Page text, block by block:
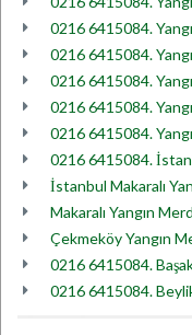
0216 6415084.
0216 6415084.
0216 6415084.
0216 6415084.
0216 6415084.
0216 6415084.
İstanbul Makaralı
Makaralı Yangın
Çekmeköy Yangın
0216 6415084.
0216 6415084.